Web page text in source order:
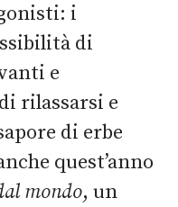
i
di
e
rilassarsi e
di erbe
quest’anno
mondo, un